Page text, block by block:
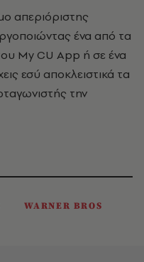
απεριόριστης
ένα από τα
My CU App ή σε ένα
εσύ αποκλειστικά τα
την
WARNER BROS